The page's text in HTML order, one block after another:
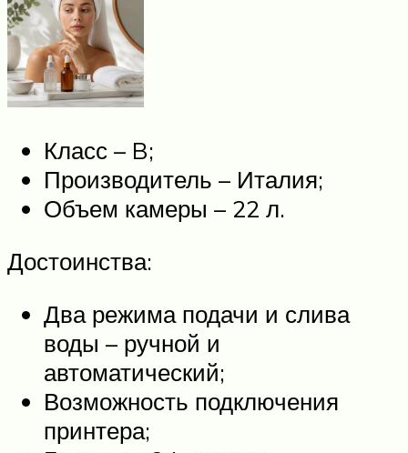
Класс – B;
Производитель – Италия;
Объем камеры – 22 л.
Достоинства:
Два режима подачи и слива
воды – ручной и
автоматический;
Возможность подключения
принтера;